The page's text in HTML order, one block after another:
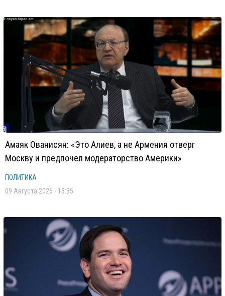
Амаяк Ованисян: «Это Алиев, а не Армения отверг
Москву и предпочел модераторство Америки»
ПОЛИТИКА
09 Августа 2026 - 13:35